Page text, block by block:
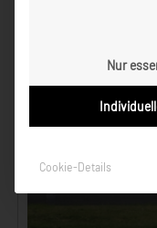
Nur
Cookie-Details